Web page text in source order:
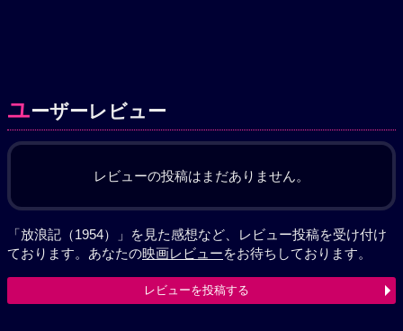
ユーザーレビュー
レビューの投稿はまだありません。
「放浪記（1954）」を見た感想など、レビュー投稿を受け付け
ております。あなたの映画レビューをお待ちしております。
レビューを投稿する